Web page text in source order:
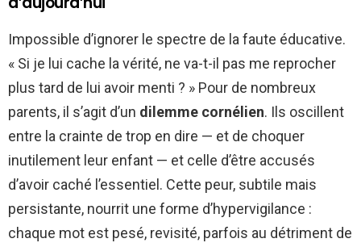
Impossible d’ignorer le spectre de la faute éducative.
« Si je lui cache la vérité, ne va-t-il pas me reprocher
plus tard de lui avoir menti ? » Pour de nombreux
parents, il s’agit d’un dilemme cornélien. Ils oscillent
entre la crainte de trop en dire — et de choquer
inutilement leur enfant — et celle d’être accusés
d’avoir caché l’essentiel. Cette peur, subtile mais
persistante, nourrit une forme d’hypervigilance :
chaque mot est pesé, revisité, parfois au détriment de